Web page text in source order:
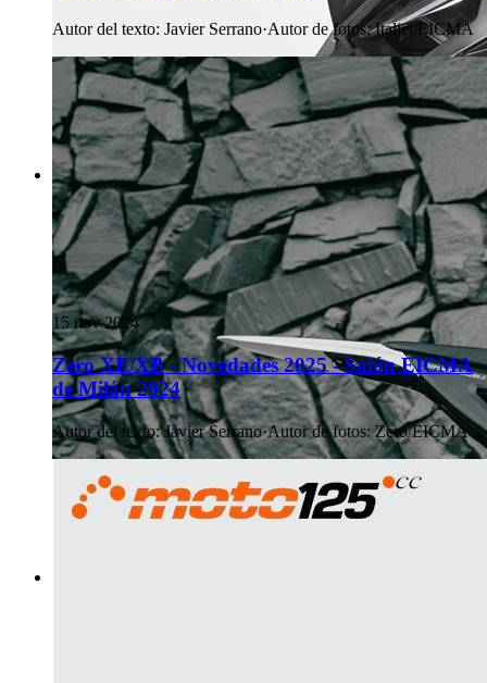
Autor del texto: Javier Serrano·Autor de fotos: Italjet/EICMA
15 nov 2024
Zero XE/XB - Novedades 2025 - Salón EICMA
de Milán 2024
Autor del texto: Javier Serrano·Autor de fotos: Zero/EICMA